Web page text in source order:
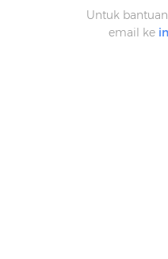
Untuk
email ke